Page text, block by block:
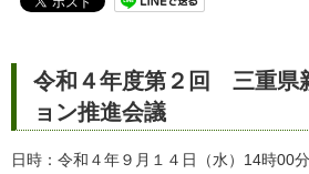
令和４年度第２回 三重県
ョン推進会議
日時：令和４年９月１４日（水）14時00